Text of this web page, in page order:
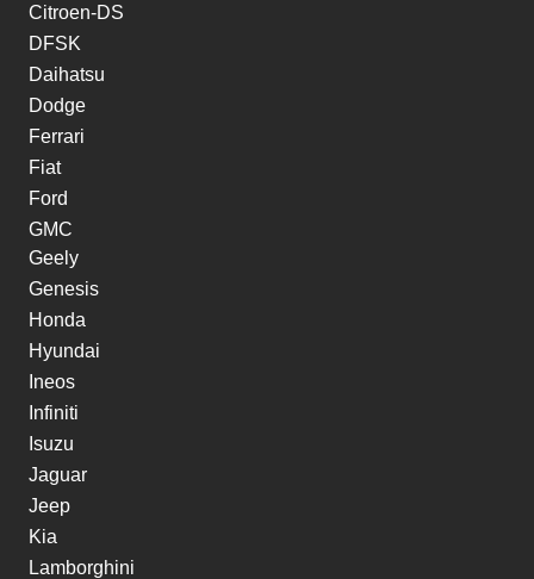
Citroen-DS
DFSK
Daihatsu
Dodge
Ferrari
Fiat
Ford
GMC
Geely
Genesis
Honda
Hyundai
Ineos
Infiniti
Isuzu
Jaguar
Jeep
Kia
Lamborghini